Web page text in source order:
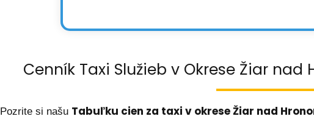
Cenník Taxi Služieb v Okrese Žiar
Pozrite si našu Tabuľku cien za taxi v okrese Žiar nad